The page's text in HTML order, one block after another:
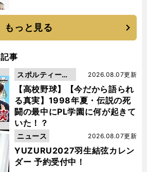
もっと見る
事
【高校野球】【今だから語られ
る真実】1998年夏・伝説の死
闘の最中にPL学園に何が起きて
いた！？
2026.08.07更新
スポルティーバ
動画
YUZURU2027羽生結弦カレン
ダー 予約受付中！
2026.08.07更新
ニュース